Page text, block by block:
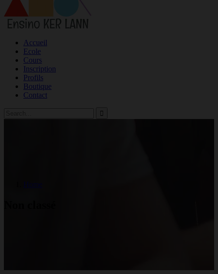
Accueil
Ecole
Cours
Inscription
Profils
Boutique
Contact
Home